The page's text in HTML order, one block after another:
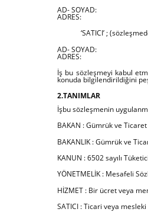
AD- SOYAD:
ADRES:
‘SATICI’ ;
AD- SOYAD:
ADRES:
İş bu sözleşmeyi kabul
konuda bilgilendirildiğini
2.TANIMLAR
İşbu sözleşmenin
BAKAN : Gümrük ve Ticaret
BAKANLIK : Gümrük ve
KANUN : 6502 sayılı
YÖNETMELİK : Mesafeli
HİZMET : Bir ücret veya
SATICI : Ticari veya